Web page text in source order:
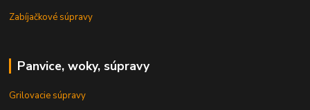
Zabíjačkové súpravy
Panvice, woky, súpravy
Grilovacie súpravy